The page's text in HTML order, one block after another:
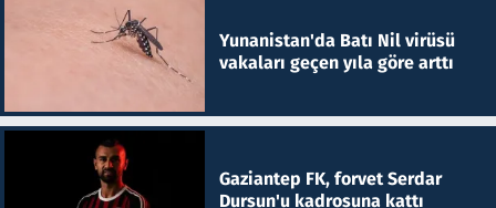
Yunanistan'da Batı Nil virüsü
vakaları geçen yıla göre arttı
Gaziantep FK, forvet Serdar
Dursun'u kadrosuna kattı